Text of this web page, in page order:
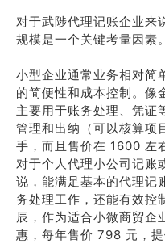
对于武陟代理记账企业来
规模是一个关键考量因素。
小型企业通常业务相对简
的简便性和成本控制。像
主要用于账务处理、凭证
管理和出纳（可以核算项
手，而且售价在 1600 左
对于个人代理小公司记账
说，能满足基本的代理记
务处理工作，还能有效控
辰，作为适合小微商贸企
惠，每年售价 798 元，